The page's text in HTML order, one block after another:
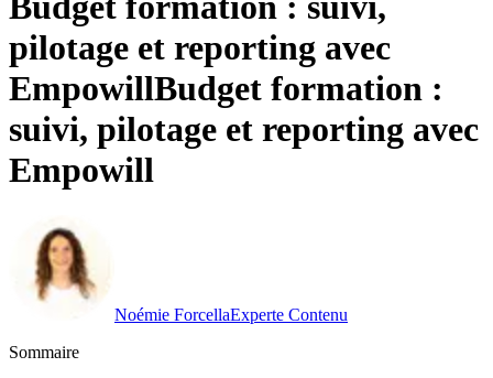
pilotage et reporting avec
EmpowillBudget formation :
suivi, pilotage et reporting avec
Empowill
Noémie ForcellaExperte Contenu
Sommaire